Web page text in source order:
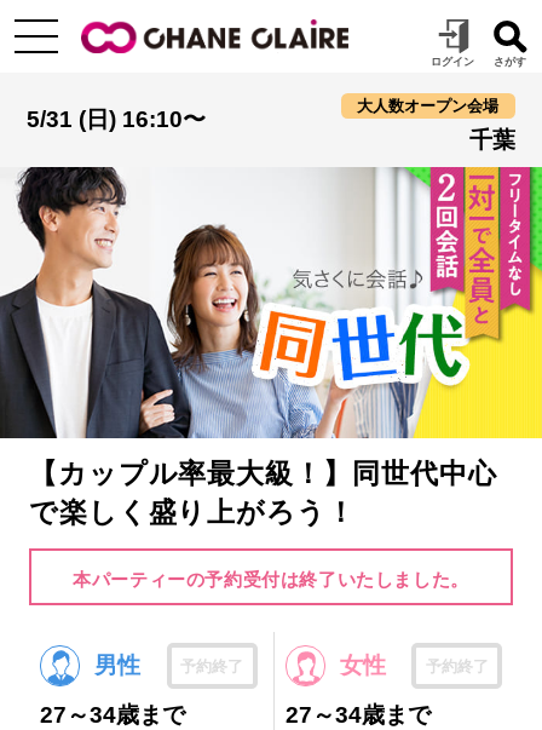
5/31 (日) 16:10〜
大人数オープン会場
千葉
【カップル率最大級！】同世代中心
で楽しく盛り上がろう！
本パーティーの予約受付は終了いたしました。
男性 予約終了
27～34歳まで
女性 予約終了
27～34歳まで